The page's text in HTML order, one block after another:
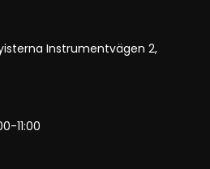
Instrumentvägen 2,
11:00